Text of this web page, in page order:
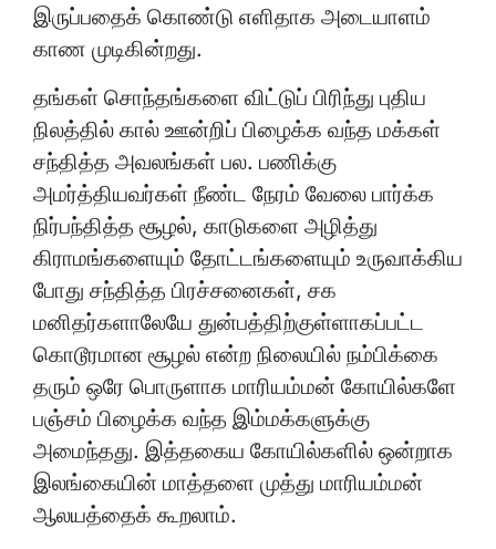
இருப்பதைக் கொண்டு எளிதாக அடையாளம்
காண முடிகின்றது.
தங்கள் சொந்தங்களை விட்டுப் பிரிந்து புதிய
நிலத்தில் கால் ஊன்றிப் பிழைக்க வந்த மக்கள்
சந்தித்த அவலங்கள் பல. பணிக்கு
அமர்த்தியவர்கள் நீண்ட நேரம் வேலை பார்க்க
நிர்பந்தித்த சூழல், காடுகளை அழித்து
கிராமங்களையும் தோட்டங்களையும் உருவாக்கிய
போது சந்தித்த பிரச்சனைகள், சக
மனிதர்களாலேயே துன்பத்திற்குள்ளாகப்பட்ட
கொடூரமான சூழல் என்ற நிலையில் நம்பிக்கை
தரும் ஒரே பொருளாக மாரியம்மன் கோயில்களே
பஞ்சம் பிழைக்க வந்த இம்மக்களுக்கு
அமைந்தது. இத்தகைய கோயில்களில் ஒன்றாக
இலங்கையின் மாத்தளை முத்து மாரியம்மன்
ஆலயத்தைக் கூறலாம்.